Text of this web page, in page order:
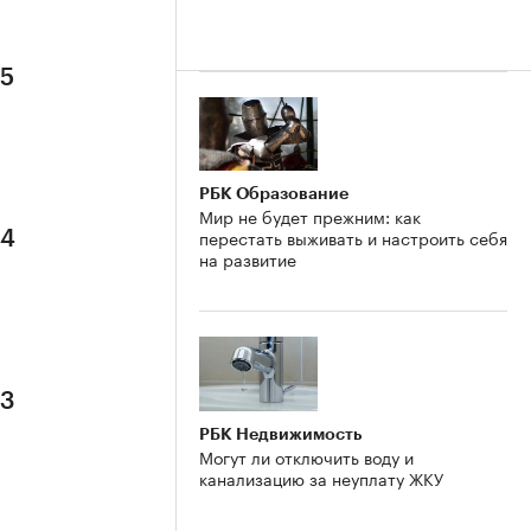
РБК Образование
Мир не будет прежним: как
перестать выживать и настроить себя
на развитие
РБК Недвижимость
Могут ли отключить воду и
канализацию за неуплату ЖКУ